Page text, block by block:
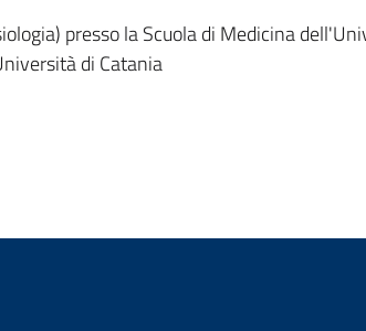
presso la Scuola di Medicina
di Catania